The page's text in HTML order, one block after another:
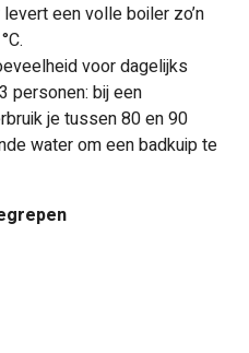
een volle boiler zo’n
voor dagelijks
personen: bij een
je tussen 80 en 90
water om een badkuip te